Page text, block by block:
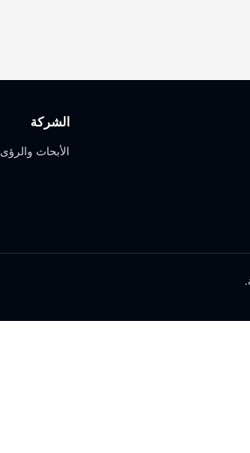
الشركة
الأبحاث والرؤى